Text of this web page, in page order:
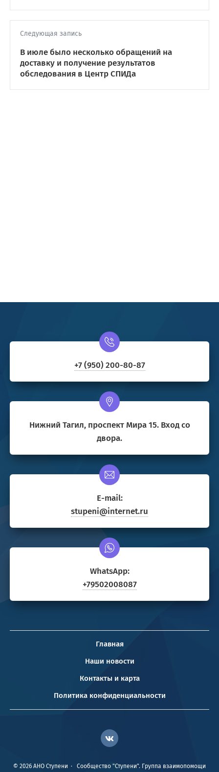
Следующая запись
В июле было несколько обращений на
доставку и получение результатов
обследования в Центр СПИДа
+7 (950) 200-80-87
Нижний Тагил, проспект Мира 15. Вход со
двора.
E-mail:
stupeni@internet.ru
WhatsApp:
+79502008087
Главная
Наши новости
Контакты и карта
Политика конфиденциальности
© 2026 АНО Ступени · Сообщество "Ступени". Группа взаимопомощи